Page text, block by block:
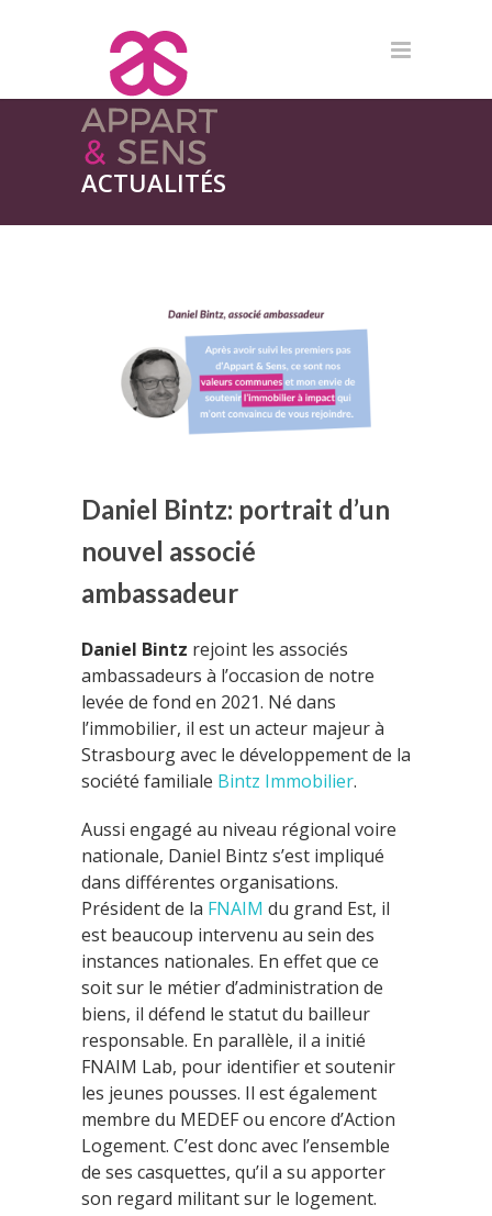
ACTUALITÉS
Daniel Bintz: portrait d’un
nouvel associé
ambassadeur
Daniel Bintz rejoint les associés
ambassadeurs à l’occasion de notre
levée de fond en 2021. Né dans
l’immobilier, il est un acteur majeur à
Strasbourg avec le développement de la
société familiale Bintz Immobilier.
Aussi engagé au niveau régional voire
nationale, Daniel Bintz s’est impliqué
dans différentes organisations.
Président de la FNAIM du grand Est, il
est beaucoup intervenu au sein des
instances nationales. En effet que ce
soit sur le métier d’administration de
biens, il défend le statut du bailleur
responsable. En parallèle, il a initié
FNAIM Lab, pour identifier et soutenir
les jeunes pousses. Il est également
membre du MEDEF ou encore d’Action
Logement. C’est donc avec l’ensemble
de ses casquettes, qu’il a su apporter
son regard militant sur le logement.